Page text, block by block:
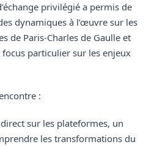
privilégié a permis de
dynamiques à l’œuvre sur les
de Paris-Charles de Gaulle et
focus particulier sur les enjeux
:
direct sur les plateformes, un
les transformations du